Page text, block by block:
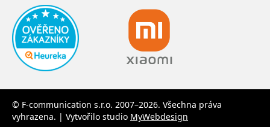
© F-communication s.r.o. 2007–2026. Všechna práva
vyhrazena. | Vytvořilo studio MyWebdesign